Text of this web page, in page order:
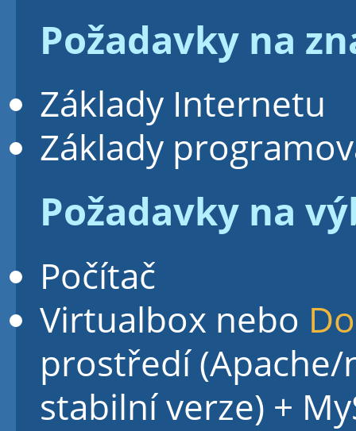
Požadavky na
Základy Internetu
Základy
Požadavky na
Počítač
Virtualbox nebo
prostředí (Apache/
stabilní verze) +